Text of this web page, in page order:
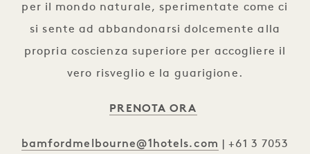
per il mondo naturale, sperimentate come ci
si sente ad abbandonarsi dolcemente alla
propria coscienza superiore per accogliere il
vero risveglio e la guarigione.
PRENOTA ORA
bamfordmelbourne@1hotels.com
| +61 3 7053